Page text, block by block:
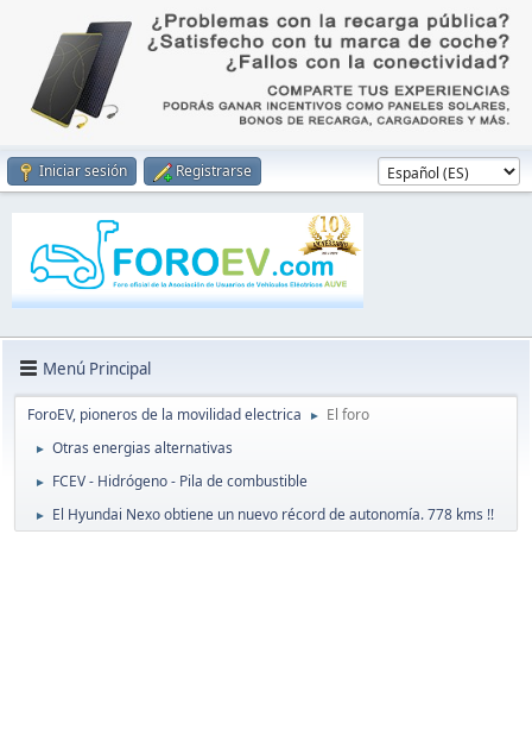
Iniciar sesión Registrarse
Menú Principal
ForoEV, pioneros de la movilidad electrica ► El foro
► Otras energias alternativas
► FCEV - Hidrógeno - Pila de combustible
► El Hyundai Nexo obtiene un nuevo récord de autonomía. 778 kms !!